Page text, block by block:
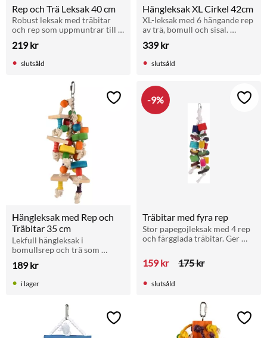
Rep och Trä Leksak 40 cm
Robust leksak med träbitar
och rep som uppmuntrar till
medelstora fåglar.
219kr
slutsåld
Hängleksak XL Cirkel 42cm
XL-leksak med 6 hängande rep
av trä, bomull och sisal.
varierad och långvarig
339kr
slutsåld
Hängleksak med Rep och
Träbitar 35 cm
Lekfull hängleksak i
bomullsrep och trä som
189kr
Lägg till i favoriter
i lager
Träbitar med fyra rep
Stor papegojleksak med 4 rep
och färgglada träbitar. Ger
naturligt beteende. Tillverkad
av säkra material.
159kr 175kr
9% Lägg
slutsåld
Lägg till i favoriter Lägg